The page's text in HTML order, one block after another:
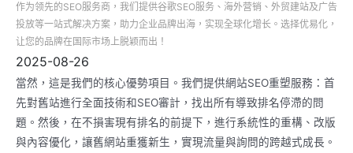
作为领先的SEO服务商，我们提供谷歌SEO服务、海外营销、外贸建站及广告
投放等一站式解决方案，助力企业品牌出海，实现全球化增长。选择优易化，
让您的品牌在国际市场上脱颖而出！
2025-08-26
當然，這是我們的核心優勢項目。我們提供網站SEO重塑服務：首
先對舊站進行全面技術和SEO審計，找出所有導致排名停滯的問
題。然後，在不損害現有排名的前提下，進行系統性的重構、改版
與內容優化，讓舊網站重獲新生，實現流量與詢問的跨越式成長。